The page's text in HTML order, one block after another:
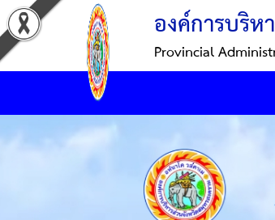
องค์การบริ
Provincial